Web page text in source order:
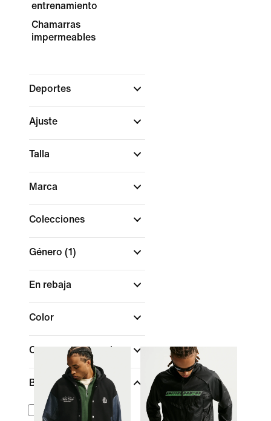
entrenamiento
Chamarras
impermeables
Deportes
Ajuste
Talla
Marca
Colecciones
Género (1)
En rebaja
Color
Comprar por precio
Bolsillos
Bolsillos con cierre